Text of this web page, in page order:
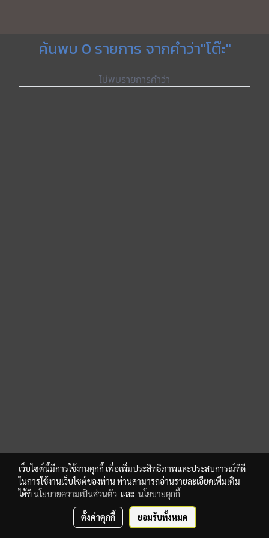
ค้นพบ 0 รายการ จากคำว่า"โต๊ะ"
ไม่พบรายการคำว่า
เว็บไซต์นี้มีการใช้งานคุกกี้ เพื่อเพิ่มประสิทธิภาพและประสบการณ์ที่ดี
ในการใช้งานเว็บไซต์ของท่าน ท่านสามารถอ่านรายละเอียดเพิ่มเติม
ได้ที่นโยบายความเป็นส่วนตัว และ นโยบายคุกกี้
ตั้งค่าคุกกี้ ยอมรับทั้งหมด